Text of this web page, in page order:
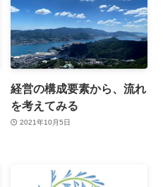
経営の構成要素から、流れ
を考えてみる
2021年10月5日